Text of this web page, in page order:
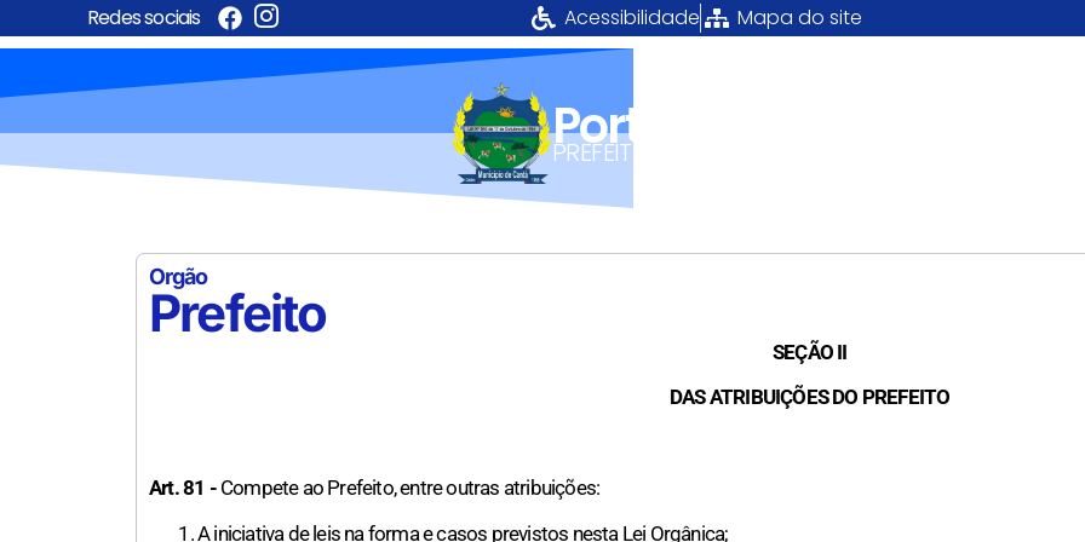
Redes sociais Acessibilidade Mapa do site
Portal da Transparência
PREFEITURA MUNICIPAL DE CANTÁ
Orgão
Prefeito
SEÇÃO II
DAS ATRIBUIÇÕES DO PREFEITO
Art. 81 -Compete ao Prefeito, entre outras atribuições:
A iniciativa de leis na forma e casos previstos nesta Lei Orgânica;